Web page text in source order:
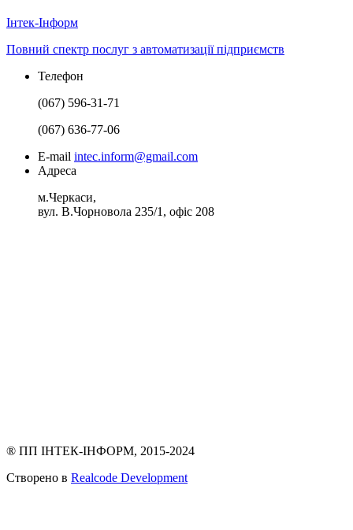
Інтек-Інформ
Повний спектр послуг з автоматизації підприємств
Телефон
(067) 596-31-71
(067) 636-77-06
E-mail intec.inform@gmail.com
Адреса
м.Черкаси,
вул. В.Чорновола 235/1, офіс 208
® ПП ІНТЕК-ІНФОРМ, 2015-2024
Створено в Realcode Development